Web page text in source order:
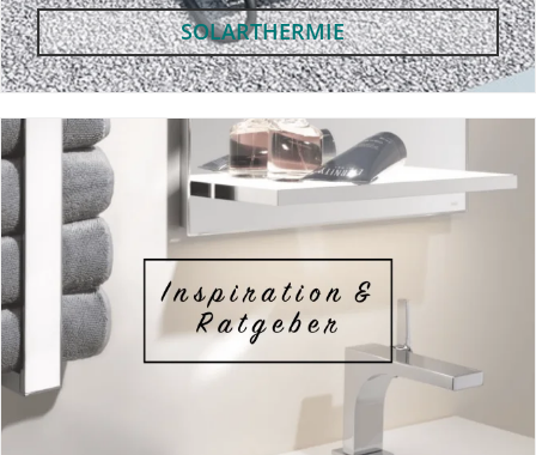
SOLARTHERMIE